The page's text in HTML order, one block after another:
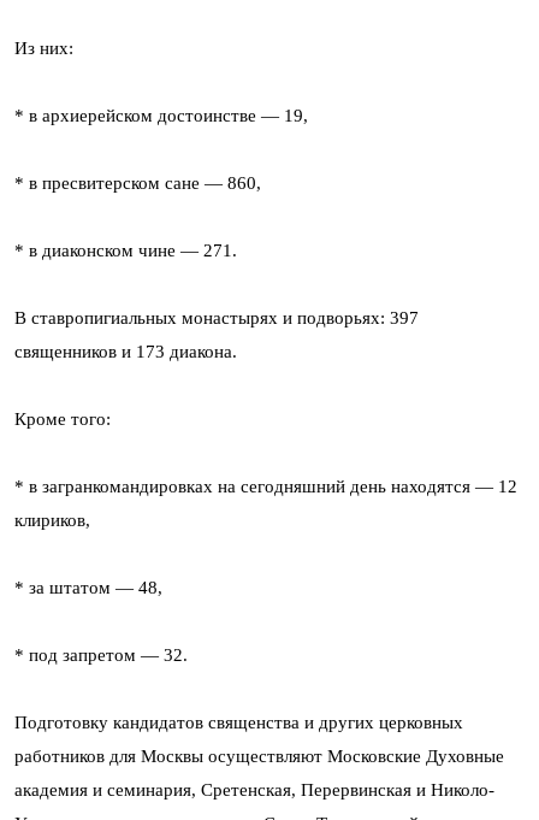
Из них:
* в архиерейском достоинстве — 19,
* в пресвитерском сане — 860,
* в диаконском чине — 271.
В ставропигиальных монастырях и подворьях: 397
священников и 173 диакона.
Кроме того:
* в загранкомандировках на сегодняшний день находятся — 12
клириков,
* за штатом — 48,
* под запретом — 32.
Подготовку кандидатов священства и других церковных
работников для Москвы осуществляют Московские Духовные
академия и семинария, Сретенская, Перервинская и Николо-